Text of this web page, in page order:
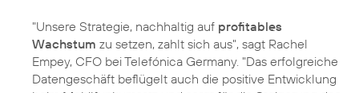
"Unsere Strategie, nachhaltig auf profitables
Wachstum zu setzen, zahlt sich aus", sagt Rachel
Empey, CFO bei Telefónica Germany. "Das erfolgreiche
Datengeschäft beflügelt auch die positive Entwicklung